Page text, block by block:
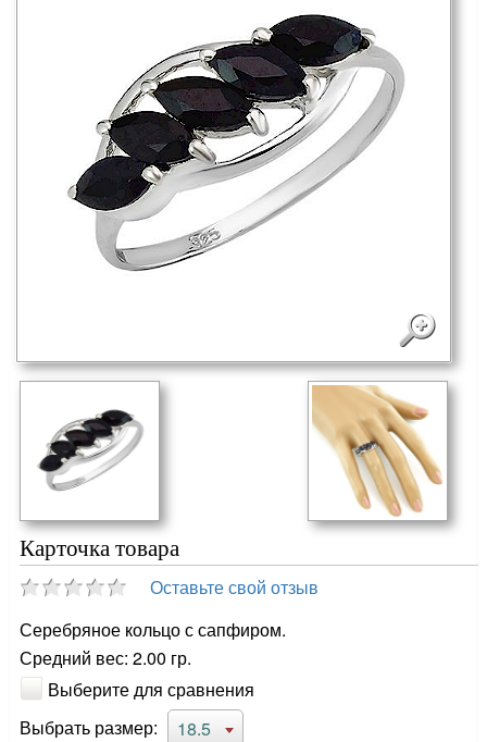
Карточка товара
Оставьте свой отзыв
Серебряное кольцо с сапфиром.
Средний вес: 2.00 гр.
Выберите для сравнения
Выбрать размер:
18.5